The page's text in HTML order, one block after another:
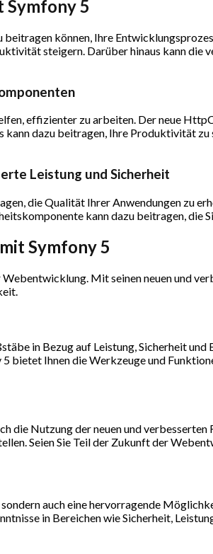
Symfony 5
können, Ihre
steigern. Darüber hinaus kann die
effizienter zu arbeiten. Der neue
dazu beitragen, Ihre Produktivität
Leistung und Sicherheit
die Qualität Ihrer Anwendungen zu
kann dazu beitragen, die
Symfony 5
Mit seinen neuen und
in Bezug auf Leistung, Sicherheit
Ihnen die Werkzeuge und
Nutzung der neuen und verbesserten
Seien Sie Teil der Zukunft der
auch eine hervorragende
in Bereichen wie Sicherheit,